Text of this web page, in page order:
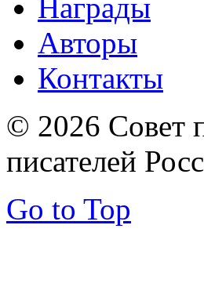
Награды
Авторы
Контакты
© 2026 Совет
писателей
Go to Top